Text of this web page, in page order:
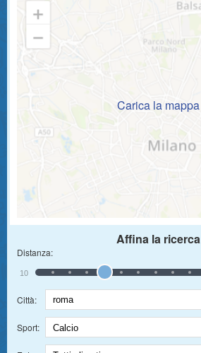
Carica la mappa
Affina la ricerca
Distanza:
10
Città:
Sport: